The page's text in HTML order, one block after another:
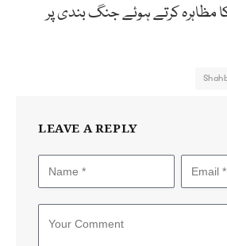
مظاہرہ کرتے ہوئے جنگ بندی پر
LEAVE A REPLY